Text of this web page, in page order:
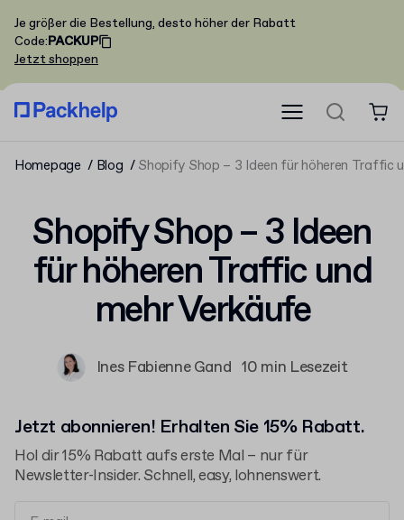
Je größer die Bestellung, desto höher der Rabatt
Code:PACKUP
Jetzt shoppen
Homepage Blog Shopify Shop – 3 Ideen für höheren Traffic
Shopify Shop – 3 Ideen
für höheren Traffic und
mehr Verkäufe
Ines Fabienne Gand 10 min Lesezeit
Jetzt abonnieren! Erhalten Sie 15% Rabatt.
Hol dir 15% Rabatt aufs erste Mal – nur für
Newsletter-Insider. Schnell, easy, lohnenswert.